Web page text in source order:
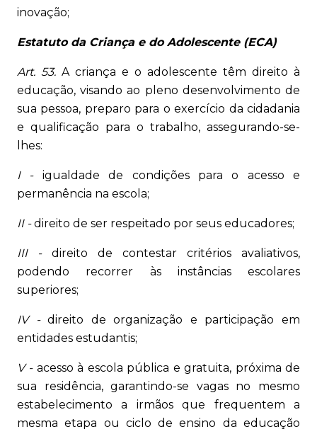
inovação;
Estatuto da Criança e do Adolescente (ECA)
Art. 53. A criança e o adolescente têm direito à
educação, visando ao pleno desenvolvimento de
sua pessoa, preparo para o exercício da cidadania
e qualificação para o trabalho, assegurando-se-
lhes:
I -igualdade de condições para o acesso e
permanência na escola;
II -direito de ser respeitado por seus educadores;
III - direito de contestar critérios avaliativos,
podendo recorrer às instâncias escolares
superiores;
IV -direito de organização e participação em
entidades estudantis;
V -acesso à escola pública e gratuita, próxima de
sua residência, garantindo-se vagas no mesmo
estabelecimento a irmãos que frequentem a
mesma etapa ou ciclo de ensino da educação